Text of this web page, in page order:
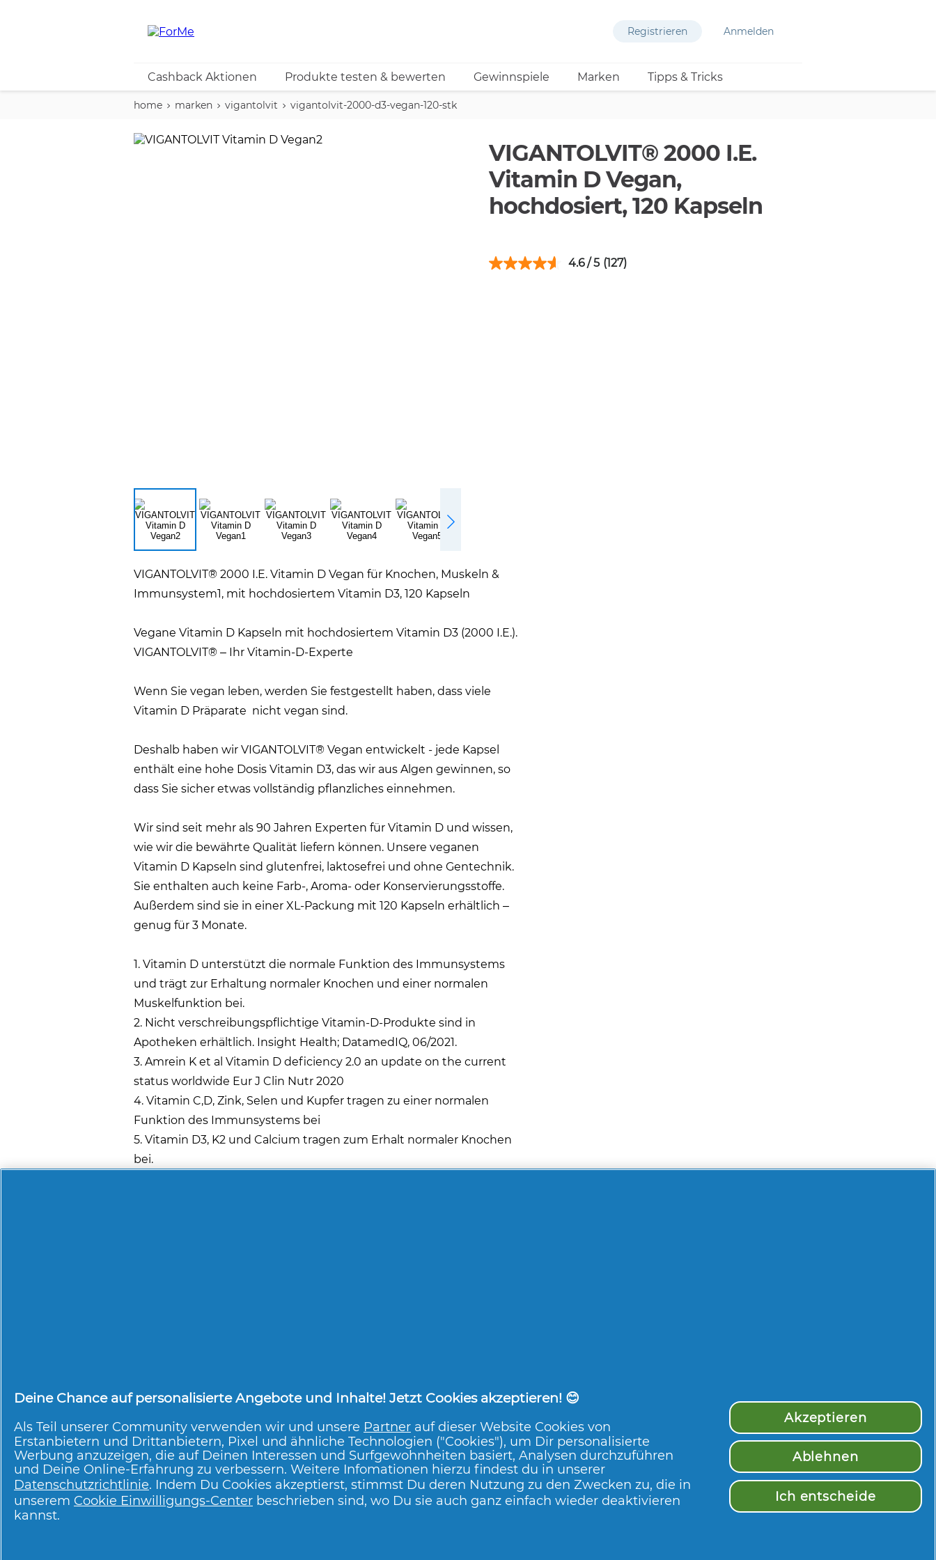
Registrieren Anmelden
Cashback Aktionen Produkte testen & bewerten Gewinnspiele Marken Tipps & Tricks
home marken vigantolvit vigantolvit-2000-d3-vegan-120-stk
VIGANTOLVIT® 2000 I.E.
Vitamin D Vegan,
hochdosiert, 120 Kapseln
4.6 (127)
VIGANTOLVIT® 2000 I.E. Vitamin D Vegan für Knochen, Muskeln &
Immunsystem1, mit hochdosiertem Vitamin D3, 120 Kapseln
Vegane Vitamin D Kapseln mit hochdosiertem Vitamin D3 (2000 I.E.).
VIGANTOLVIT® – Ihr Vitamin-D-Experte
Wenn Sie vegan leben, werden Sie festgestellt haben, dass viele
Vitamin D Präparate nicht vegan sind.
Deshalb haben wir VIGANTOLVIT® Vegan entwickelt - jede Kapsel
enthält eine hohe Dosis Vitamin D3, das wir aus Algen gewinnen, so
dass Sie sicher etwas vollständig pflanzliches einnehmen.
Wir sind seit mehr als 90 Jahren Experten für Vitamin D und wissen,
wie wir die bewährte Qualität liefern können. Unsere veganen
Vitamin D Kapseln sind glutenfrei, laktosefrei und ohne Gentechnik.
Sie enthalten auch keine Farb-, Aroma- oder Konservierungsstoffe.
Außerdem sind sie in einer XL-Packung mit 120 Kapseln erhältlich –
genug für 3 Monate.
1. Vitamin D unterstützt die normale Funktion des Immunsystems
und trägt zur Erhaltung normaler Knochen und einer normalen
Muskelfunktion bei.
2. Nicht verschreibungspflichtige Vitamin-D-Produkte sind in
Apotheken erhältlich. Insight Health; DatamedIQ, 06/2021.
3. Amrein K et al Vitamin D deficiency 2.0 an update on the current
status worldwide Eur J Clin Nutr 2020
4. Vitamin C,D, Zink, Selen und Kupfer tragen zu einer normalen
Funktion des Immunsystems bei
5. Vitamin D3, K2 und Calcium tragen zum Erhalt normaler Knochen
bei.
sollten vor der Einnahme von Nahrungsergänzungsmitteln mit
Außerhalb der Reichweite von kleinen Kindern aufbewahren.
Deine Chance auf personalisierte Angebote und Inhalte! Jetzt Cookies akzeptieren! 😊
Als Teil unserer Community verwenden wir und unsere Partner auf dieser Website Cookies von
Erstanbietern und Drittanbietern, Pixel und ähnliche Technologien ("Cookies"), um Dir personalisierte
Werbung anzuzeigen, die auf Deinen Interessen und Surfgewohnheiten basiert, Analysen durchzuführen
und Deine Online-Erfahrung zu verbessern. Weitere Infomationen hierzu findest du in unserer
Datenschutzrichtlinie. Indem Du Cookies akzeptierst, stimmst Du deren Nutzung zu den Zwecken zu, die in
unserem Cookie Einwilligungs-Center beschrieben sind, wo Du sie auch ganz einfach wieder deaktivieren
kannst.
Akzeptieren
Ablehnen
Ich entscheide